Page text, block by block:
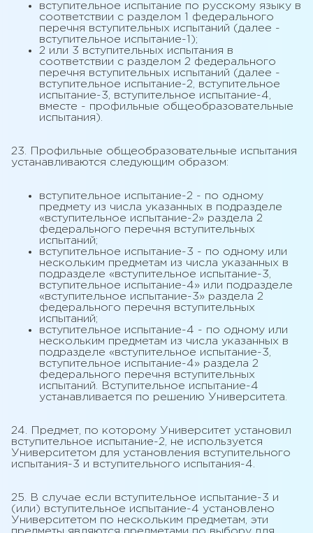
вступительное испытание по русскому языку в
соответствии с разделом 1 федерального
перечня вступительных испытаний (далее -
вступительное испытание-1);
2 или 3 вступительных испытания в
соответствии с разделом 2 федерального
перечня вступительных испытаний (далее -
вступительное испытание-2, вступительное
испытание-3, вступительное испытание-4,
вместе - профильные общеобразовательные
испытания).
23. Профильные общеобразовательные испытания
устанавливаются следующим образом:
вступительное испытание-2 - по одному
предмету из числа указанных в подразделе
«вступительное испытание-2» раздела 2
федерального перечня вступительных
испытаний;
вступительное испытание-3 - по одному или
нескольким предметам из числа указанных в
подразделе «вступительное испытание-3,
вступительное испытание-4» или подразделе
«вступительное испытание-3» раздела 2
федерального перечня вступительных
испытаний;
вступительное испытание-4 - по одному или
нескольким предметам из числа указанных в
подразделе «вступительное испытание-3,
вступительное испытание-4» раздела 2
федерального перечня вступительных
испытаний. Вступительное испытание-4
устанавливается по решению Университета.
24. Предмет, по которому Университет установил
вступительное испытание-2, не используется
Университетом для установления вступительного
испытания-3 и вступительного испытания-4.
25. В случае если вступительное испытание-3 и
(или) вступительное испытание-4 установлено
Университетом по нескольким предметам, эти